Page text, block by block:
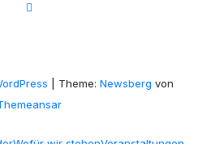
Theme: Newsberg von